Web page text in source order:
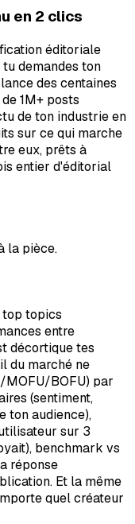
en 2 clics
éditoriale
demandes ton
des centaines
1M+ posts
de ton industrie en
sur ce qui marche
eux, prêts à
entier d'éditorial
la pièce.
topics
entre
décortique tes
du marché ne
MOFU/BOFU) par
(sentiment,
ton audience),
sur 3
benchmark vs
réponse
Et la même
quel créateur